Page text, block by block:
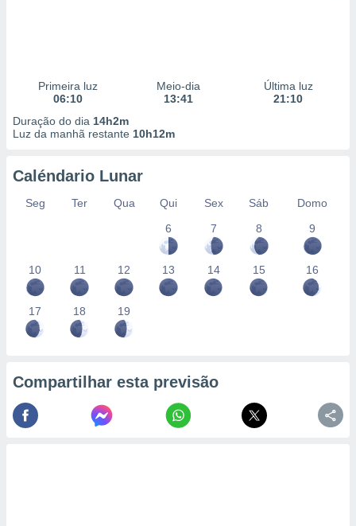
Primeira luz
06:10
Meio-dia
13:41
Última luz
21:10
Duração do dia 14h2m
Luz da manhã restante 10h12m
Caléndario Lunar
Seg Ter Qua Qui Sex Sáb
Domo
6
7 8 9
10 11 12 13 14 15 16
17 18 19
Compartilhar esta previsão